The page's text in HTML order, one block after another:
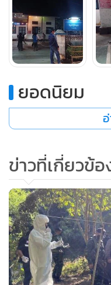
เดียวกันบริเวณโรงพยาบ
หายและไม่มีผู้ได้รับอันต
ตามปกติเนื่องจากสถานก
รัฐกะเหรี่ยงและคะยา
ยอดนิยม
ข่าวที่เกี่ยวข้อ